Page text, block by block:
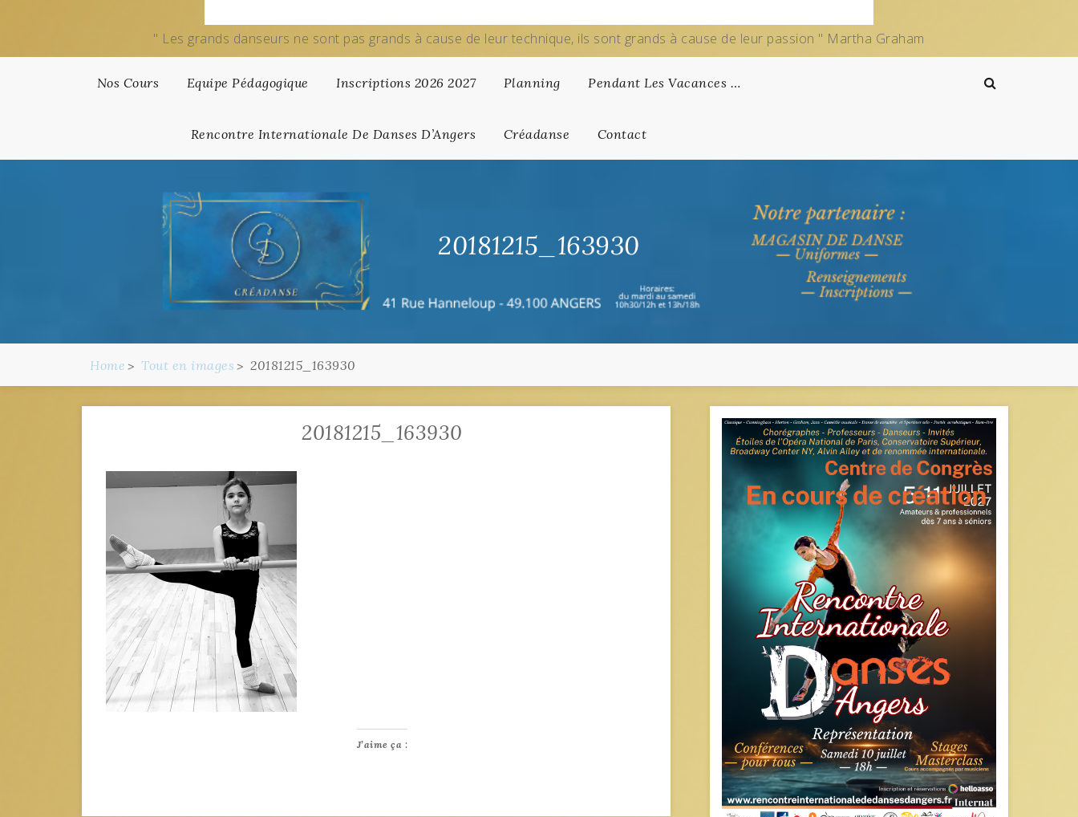
" Les grands danseurs ne sont pas grands à cause de leur technique, ils sont grands à cause de leur passion " Martha Graham
Nos Cours Equipe Pédagogique Inscriptions 2026 2027 Planning Pendant Les Vacances …
Rencontre Internationale De Danses D’Angers Créadanse Contact
20181215_163930
Home Tout en images 20181215_163930
20181215_163930
J’aime ça :